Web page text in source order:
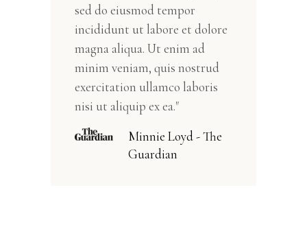
sed do eiusmod tempor
incididunt ut labore et dolore
magna aliqua. Ut enim ad
minim veniam, quis nostrud
exercitation ullamco laboris
nisi ut aliquip ex ea."
Minnie Loyd - The
Guardian